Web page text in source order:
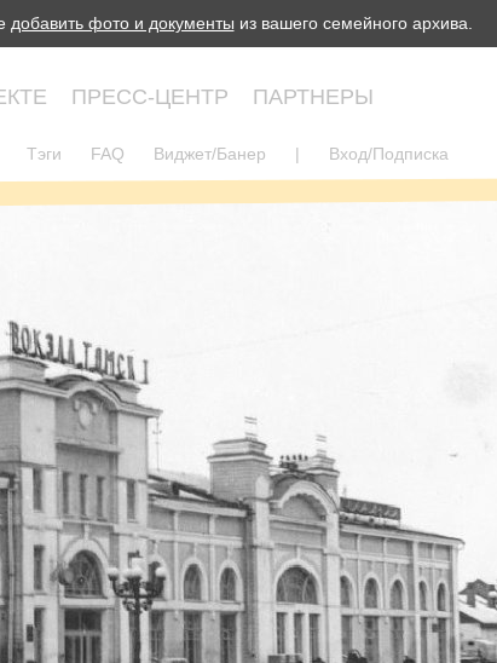
добавить фото и документы из вашего семейного архива.
ПРЕСС-ЦЕНТР ПАРТНЕРЫ
Тэги FAQ Виджет/Банер | Вход/Подписка